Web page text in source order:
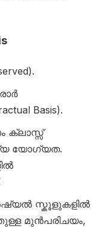
Basis).
ക്ലാസ്സ്
യോഗ്യത.
സ്കൂളുകളിൽ
മുൻപരിചയം,